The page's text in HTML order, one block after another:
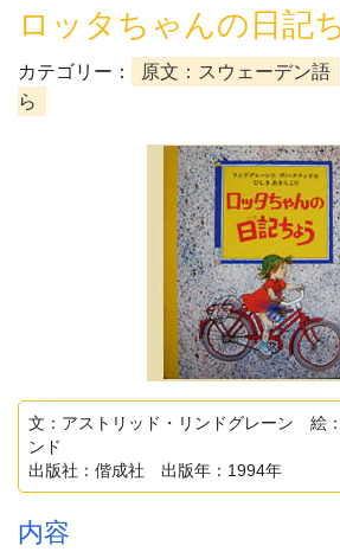
ロッタちゃんの日記
カテゴリー： 原文：スウェーデン語
ら
文：アストリッド・リンドグレーン 絵
ンド
出版社：偕成社 出版年：1994年
内容